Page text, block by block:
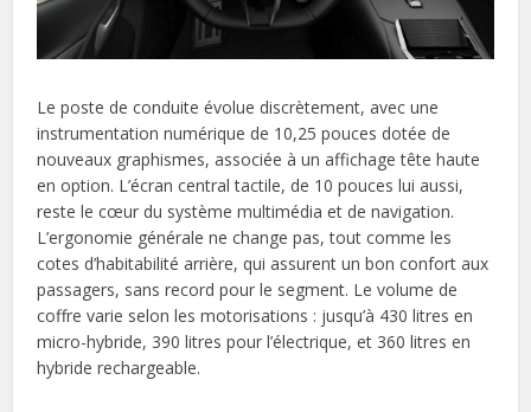
Le poste de conduite évolue discrètement, avec une
instrumentation numérique de 10,25 pouces dotée de
nouveaux graphismes, associée à un affichage tête haute
en option. L’écran central tactile, de 10 pouces lui aussi,
reste le cœur du système multimédia et de navigation.
L’ergonomie générale ne change pas, tout comme les
cotes d’habitabilité arrière, qui assurent un bon confort aux
passagers, sans record pour le segment. Le volume de
coffre varie selon les motorisations : jusqu’à 430 litres en
micro-hybride, 390 litres pour l’électrique, et 360 litres en
hybride rechargeable.